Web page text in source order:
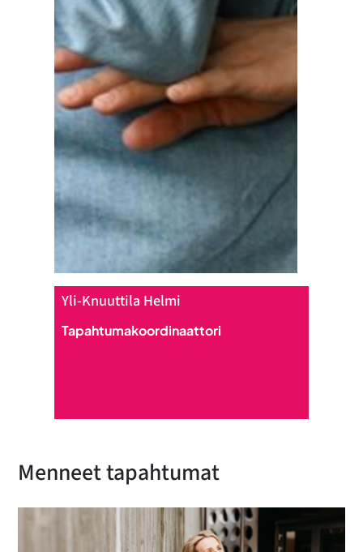
Yli-Knuuttila Helmi
Tapahtumakoordinaattori
Menneet tapahtumat